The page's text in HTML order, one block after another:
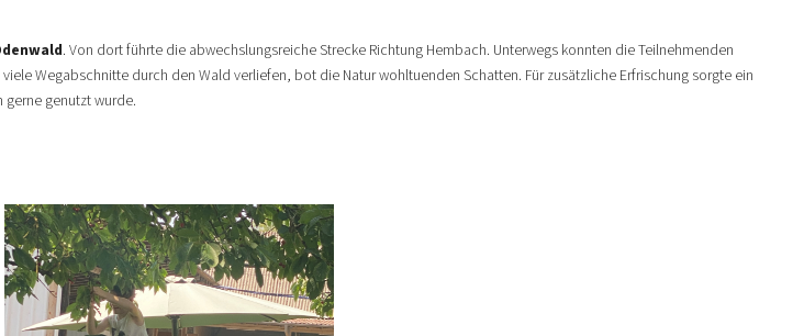
. Von dort führte die abwechslungsreiche Strecke Richtung Hembach. Unterwegs konnten die Teilnehmenden
Wegabschnitte durch den Wald verliefen, bot die Natur wohltuenden Schatten. Für zusätzliche Erfrischung sorgte ein
genutzt wurde.